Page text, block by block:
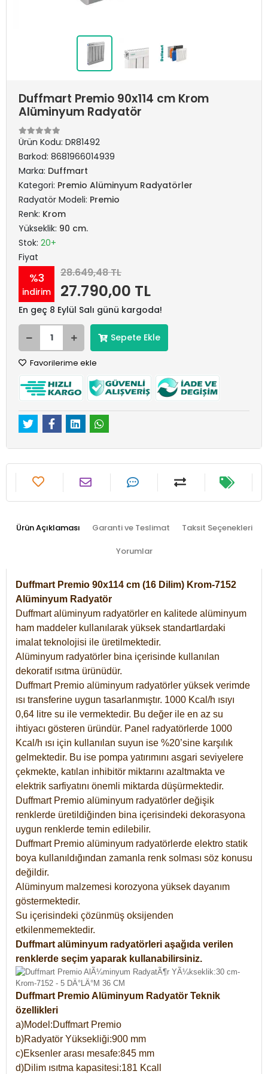
Duffmart Premio 90x114 cm Krom
Alüminyum Radyatör
Ürün Kodu: DR81492
Barkod: 8681966014939
Marka: Duffmart
Kategori: Premio Alüminyum Radyatörler
Radyatör Modeli: Premio
Renk: Krom
Yükseklik: 90 cm.
Stok: 20+
Fiyat
%3
indirim
28.649,48 TL
27.790,00 TL
En geç 8 Eylül Salı günü kargoda!
Sepete Ekle
Favorilerime ekle
Ürün Açıklaması Garanti ve Teslimat Taksit Seçenekleri
Yorumlar
Duffmart Premio 90x114 cm (16 Dilim) Krom-7152
Alüminyum Radyatör
Duffmart alüminyum radyatörler en kalitede alüminyum
ham maddeler kullanılarak yüksek standartlardaki
imalat teknolojisi ile üretilmektedir.
Alüminyum radyatörler bina içerisinde kullanılan
dekoratif ısıtma ürünüdür.
Duffmart Premio alüminyum radyatörler yüksek verimde
ısı transferine uygun tasarlanmıştır. 1000 Kcal/h ısıyı
0,64 litre su ile vermektedir. Bu değer ile en az su
ihtiyacı gösteren üründür. Panel radyatörlerde 1000
Kcal/h ısı için kullanılan suyun ise %20’sine karşılık
gelmektedir. Bu ise pompa yatırımını asgari seviyelere
çekmekte, katılan inhibitör miktarını azaltmakta ve
elektrik sarfiyatını önemli miktarda düşürmektedir.
Duffmart Premio alüminyum radyatörler değişik
renklerde üretildiğinden bina içerisindeki dekorasyona
uygun renklerde temin edilebilir.
Duffmart Premio alüminyum radyatörlerde elektro statik
boya kullanıldığından zamanla renk solması söz konusu
değildir.
Alüminyum malzemesi korozyona yüksek dayanım
göstermektedir.
Su içerisindeki çözünmüş oksijenden
etkilenmemektedir.
Duffmart alüminyum radyatörleri aşağıda verilen
renklerde seçim yaparak kullanabilirsiniz.
Duffmart Premio Alüminyum Radyatör Teknik
özellikleri
a)Model:Duffmart Premio
b)Radyatör Yüksekliği:900 mm
c)Eksenler arası mesafe:845 mm
d)Dilim ısıtma kapasitesi:181 Kcall